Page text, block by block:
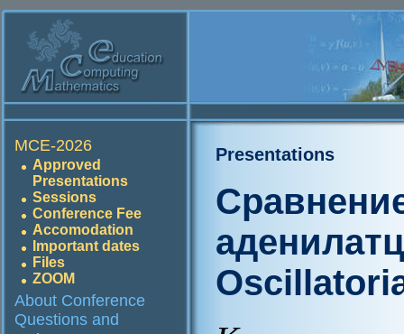
MCE-2026
Approved
Presentations
Sessions
Conference Fee
Accomodation
Important dates
Files
ZOOM
About Conference
Questions and
Presentations